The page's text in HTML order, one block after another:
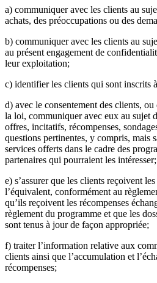
a) communiquer avec les clients au
achats, des préoccupations ou des
b) communiquer avec les clients au
au présent engagement de
leur exploitation;
c) identifier les clients qui sont inscrits
d) avec le consentement des clients,
la loi, communiquer avec eux au sujet
offres, incitatifs, récompenses,
questions pertinentes, y compris, mais
services offerts dans le cadre des
partenaires qui pourraient les intéresser;
e) s’assurer que les clients reçoivent
l’équivalent, conformément au
qu’ils reçoivent les récompenses
règlement du programme et que les
sont tenus à jour de façon appropriée;
f) traiter l’information relative aux
clients ainsi que l’accumulation et
récompenses;